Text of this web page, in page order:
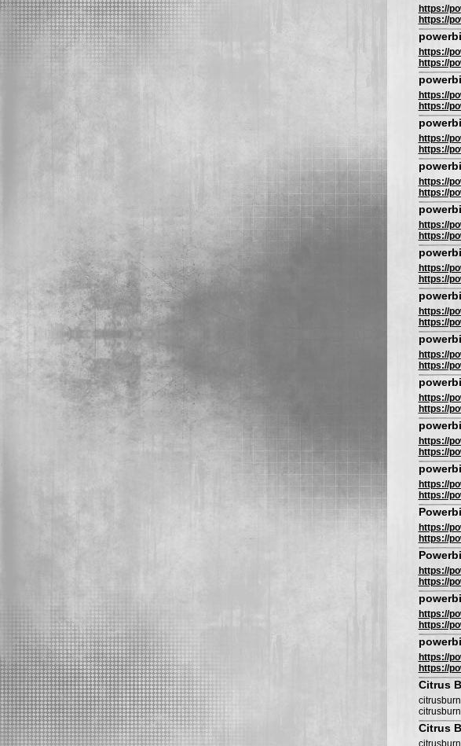
https://
https://
https://
https://
https://
https://
https://
https://
https://
https://
https://
https://
https://
https://
https://
https://
https://
https://
https://
https://
https://
https://
https://
https://
https://
https://
https://
https://
https://
https://
https://
https://
Citrus
Citrus